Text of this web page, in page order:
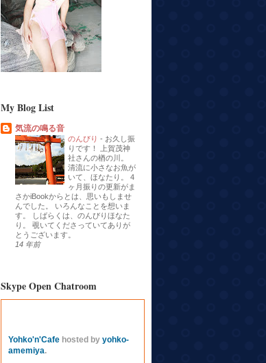
My Blog List
気流の鳴る音
のんびり - お久し振
りです！ 上賀茂神
社さんの楢の川。
清流に小さなお魚が
いて、ほなたり。 4
ヶ月振りの更新がま
さかiBookからとは、思いもしませ
んでした。 いろんなことを想いま
す。 しばらくは、のんびりほなた
り。 覗いてくださっていてありが
とうございます。
14 年前
Skype Open Chatroom
Yohko'n'Cafe hosted by yohko-
amemiya.